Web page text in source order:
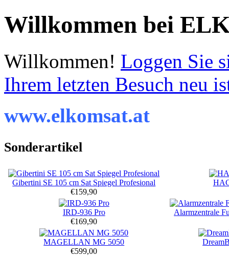
Willkommen bei
Willkommen! Loggen Sie
Ihrem letzten Besuch neu
www.elkomsat.at
Sonderartikel
Gibertini SE 105 cm Sat Spiegel Profesional
€159,90
IRD-936 Pro
€169,90
Alarmzentrale
MAGELLAN MG 5050
€599,00